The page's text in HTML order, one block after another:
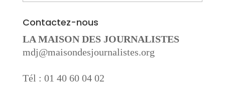
Contactez-nous
LA MAISON DES JOURNALISTES
mdj@maisondesjournalistes.org
Tél : 01 40 60 04 02